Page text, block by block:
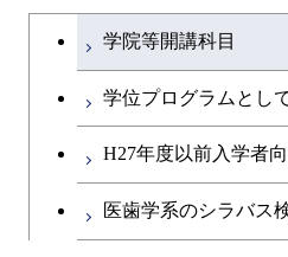
原子核
人間
ース
原子
知能情
エネル
人間医
物質・
ース
地球生
物質・
コース
都市・
エンジ
コース
都市・
開閉
地球環
エネル
エネル
社会・人間科
社会・
イノベーショ
イノベ
技術経営専門
開閉
文系教養科目
英語科目
第二外国語科
大学院課程を切り替える
学院等開講科目
学位プログラムとし
H27年度以前入学者
医歯学系のシラバス